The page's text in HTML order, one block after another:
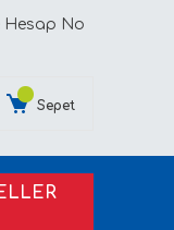
Hesap No
Sepet